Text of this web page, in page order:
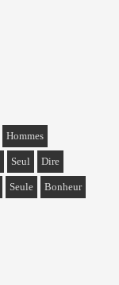
Hommes
Seul Dire
Seule Bonheur